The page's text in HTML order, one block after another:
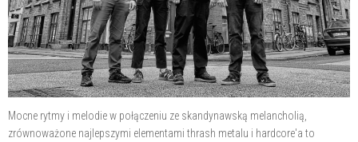
Mocne rytmy i melodie w połączeniu ze skandynawską melancholią,
zrównoważone najlepszymi elementami thrash metalu i hardcore'a to